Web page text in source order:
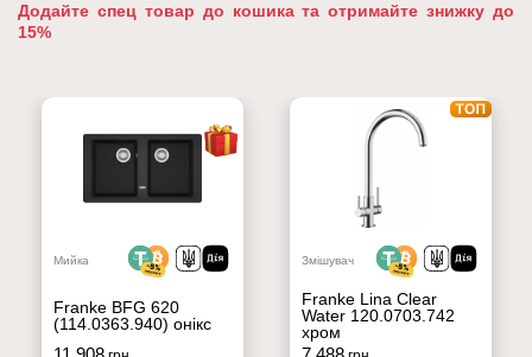
Додайте спец товар до кошика та отримайте знижку до
15%
Мийка
Franke BFG 620
(114.0363.940) онікс
Змішувач
Franke Lina Clear
Water 120.0703.742
хром